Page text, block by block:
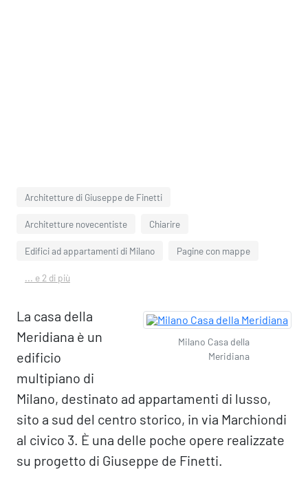
Architetture di Giuseppe de Finetti
Architetture novecentiste Chiarire
Edifici ad appartamenti di Milano Pagine con mappe
... e 2 di più
Milano Casa della
Meridiana
La casa della
Meridiana è un
edificio
multipiano di
Milano, destinato ad appartamenti di lusso,
sito a sud del centro storico, in via Marchiondi
al civico 3. È una delle poche opere realizzate
su progetto di Giuseppe de Finetti.